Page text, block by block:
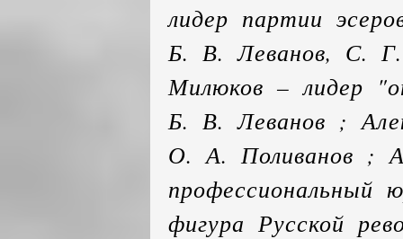
лидер партии
Б. В. Леванов, С.
Милюков – лидер
Б. В. Леванов ;
О. А. Поливанов ;
профессиональный
фигура Русской